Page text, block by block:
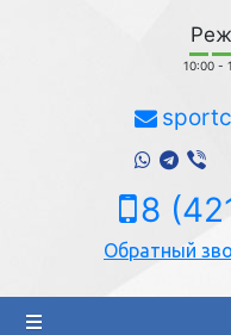
10:00 -
8
Обратный